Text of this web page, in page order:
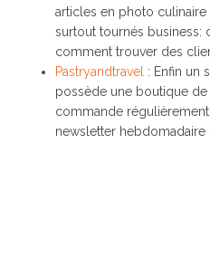
articles en photo
surtout tournés business:
comment trouver des
Pastryandtravel : Enfin un
possède une boutique
commande
newsletter hebdomadaire